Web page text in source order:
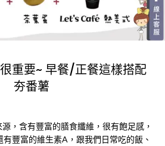
很重要~ 早餐/正餐這樣搭配
夯番薯
，含有豐富的膳食纖維，很有飽足感，
豐富的維生素A，跟我們日常吃的飯、